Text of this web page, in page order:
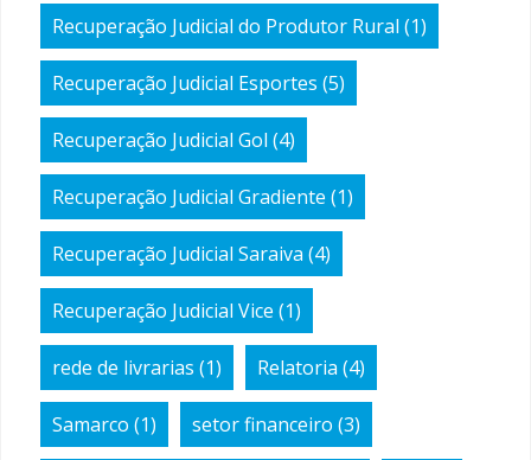
Recuperação Judicial do Produtor Rural (1)
Recuperação Judicial Esportes (5)
Recuperação Judicial Gol (4)
Recuperação Judicial Gradiente (1)
Recuperação Judicial Saraiva (4)
Recuperação Judicial Vice (1)
rede de livrarias (1) Relatoria (4)
Samarco (1) setor financeiro (3)